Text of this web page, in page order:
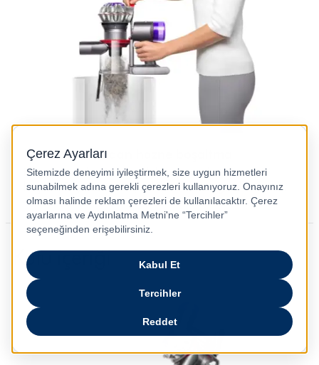
Kire dokunmadan hazne boşaltma
Boşaltma mekanizması tek bir hareketle tozu ve kiri
boşaltır. Böylece hazneye dokunmanıza gerek kalmaz.
Kutu içeriği